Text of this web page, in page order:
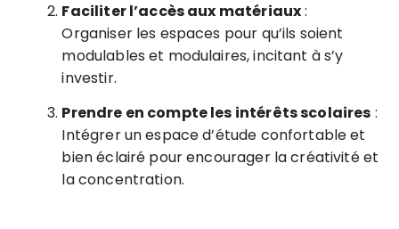
Faciliter l’accès aux matériaux:
Organiser les espaces pour qu’ils soient
modulables et modulaires, incitant à s’y
investir.
Prendre en compte les intérêts scolaires :
Intégrer un espace d’étude confortable et
bien éclairé pour encourager la créativité et
la concentration.